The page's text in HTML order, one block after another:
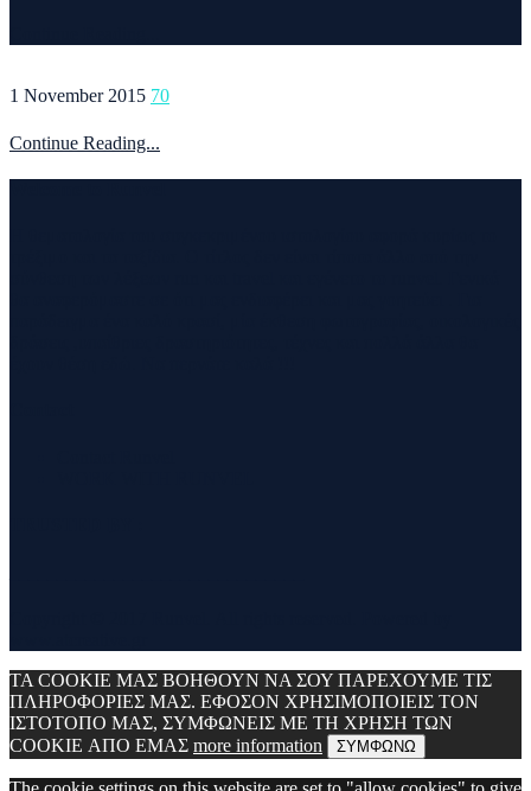
1 November 2015 70
Continue Reading...
ΤΑ COOKIE ΜΑΣ ΒΟΗΘΟΥΝ ΝΑ ΣΟΥ ΠΑΡΕΧΟΥΜΕ ΤΙΣ
ΠΛΗΡΟΦΟΡΙΕΣ ΜΑΣ. ΕΦΟΣΟΝ ΧΡΗΣΙΜΟΠΟΙΕΙΣ ΤΟΝ
ΙΣΤΟΤΟΠΟ ΜΑΣ, ΣΥΜΦΩΝΕΙΣ ΜΕ ΤΗ ΧΡΗΣΗ ΤΩΝ
COOKIE ΑΠΟ ΕΜΑΣ more information ΣΥΜΦΩΝΩ